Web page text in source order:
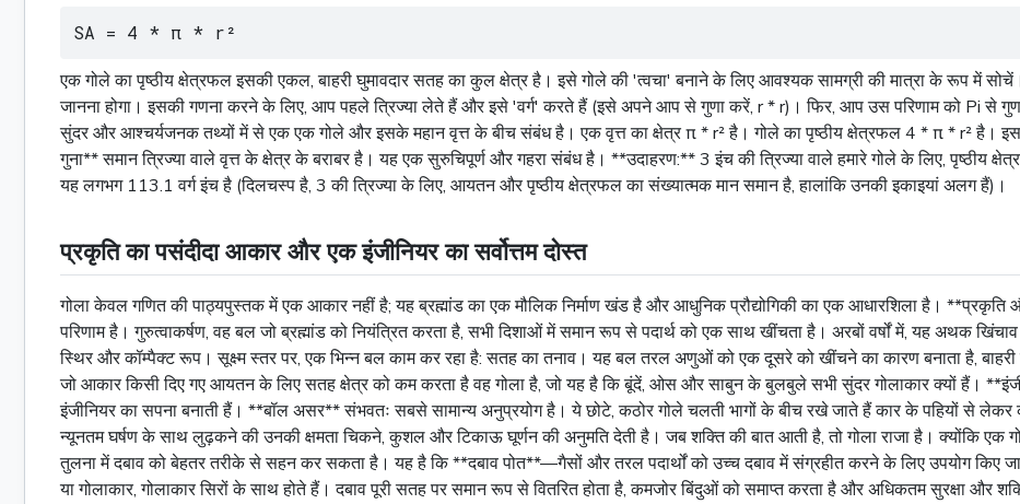
SA = 4 * π * r²
एक गोले का पृष्ठीय क्षेत्रफल इसकी एकल, बाहरी घुमावदार सतह का कुल क्षेत्र है। इसे गोले की 'त्वचा' बनाने के लिए आवश्यक सामग्री की मात्रा के रूप में
जानना होगा। इसकी गणना करने के लिए, आप पहले त्रिज्या लेते हैं और इसे 'वर्ग' करते हैं (इसे अपने आप से गुणा करें, r * r)। फिर, आप उस परिणाम को Pi से
सुंदर और आश्चर्यजनक तथ्यों में से एक एक गोले और इसके महानवृत्तके बीच संबंध है। एकवृत्तका क्षेत्र π * r² है। गोले का पृष्ठीय क्षेत्रफल 4 * π * r² है।
गुना** समान त्रिज्या वालेवृत्तके क्षेत्र के बराबर है। यह एक सुरुचिपूर्ण और गहरा संबंध है। **उदाहरण:** 3 इंच की त्रिज्या वाले हमारे गोले के लिए,
यह लगभग 113.1वर्गइंच है (दिलचस्प है, 3 की त्रिज्या के लिए, आयतन और पृष्ठीय क्षेत्रफल का संख्यात्मक मान समान है, हालांकि उनकी इकाइयां अलग हैं)।
प्रकृति का पसंदीदा आकार और एक इंजीनियर का सर्वोत्तम दोस्त
गोला केवल गणित की पाठ्यपुस्तक में एक आकार नहीं है; यह ब्रह्मांड का एक मौलिक निर्माण खंड है और आधुनिक प्रौद्योगिकी का एक आधारशिला है। **प्रकृति
परिणाम है। गुरुत्वाकर्षण, वह बल जो ब्रह्मांड को नियंत्रित करता है, सभी दिशाओं में समान रूप से पदार्थ को एक साथ खींचता है। अरबों वर्षों में, यह अथक
स्थिर और कॉम्पैक्ट रूप। सूक्ष्म स्तर पर, एक भिन्न बल काम कर रहा है: सतह का तनाव। यह बल तरल अणुओं को एक दूसरे को खींचने का कारण बनाता है,
जो आकार किसी दिए गए आयतन के लिए सतह क्षेत्र को कम करता है वह गोला है, जो यह है कि बूंदें, ओस और साबुन के बुलबुले सभी सुंदर गोलाकार क्यों हैं।
इंजीनियर का सपना बनाती हैं। **बॉल असर** संभवतः सबसे सामान्य अनुप्रयोग है। ये छोटे, कठोर गोले चलती भागों के बीच रखे जाते हैं कार के पहियों से लेकर
न्यूनतम घर्षण के साथ लुढ़कने की उनकी क्षमता चिकने, कुशल और टिकाऊ घूर्णन की अनुमति देती है। जब शक्ति की बात आती है, तो गोला राजा है। क्योंकि एक
तुलना में दबाव को बेहतर तरीके से सहन कर सकता है। यह है कि **दबाव पोत**—गैसों और तरल पदार्थों को उच्च दबाव में संग्रहीत करने के लिए उपयोग किए
या गोलाकार, गोलाकार सिरों के साथ होते हैं। दबाव पूरी सतह पर समान रूप से वितरित होता है, कमजोर बिंदुओं को समाप्त करता है और अधिकतम सुरक्षा और